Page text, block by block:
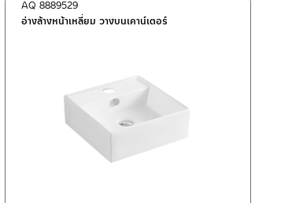
อ่างล้างหน้าเหลี่ยม วางบนเคาน์เตอร์
AQ 8889529